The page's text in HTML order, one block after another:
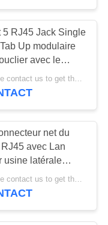
67
101
5 RJ45 Jack Single
Up modulaire
avec le
d'usine de
Please contact us to get the latest price. MOQ:1 morceau
net du
avec Lan
usine latérale
de 10/100
a adapté aux
Please contact us to get the latest price. MOQ:1 morceau